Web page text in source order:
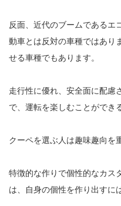
反面、近代のブームであるエ
動車とは反対の車種ではあり
せる車種でもあります。
走行性に優れ、安全面に配慮
で、運転を楽しむことができ
クーペを選ぶ人は趣味趣向を
特徴的な作りで個性的なカス
は、自身の個性を作り出すに